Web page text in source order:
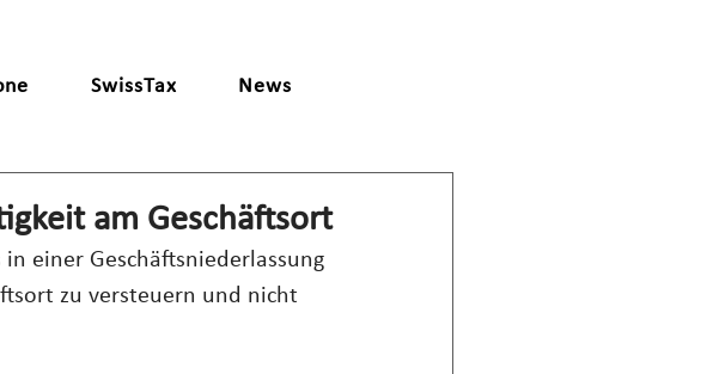
SwissTax News
am Geschäftsort
einer Geschäftsniederlassung
zu versteuern und nicht